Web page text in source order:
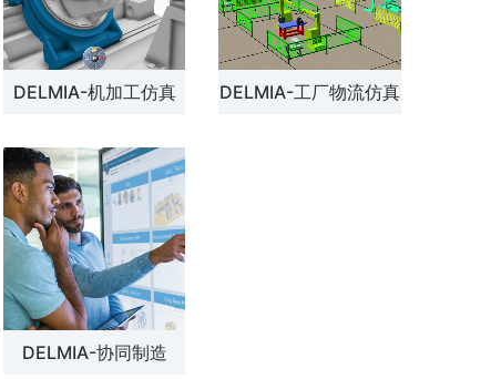
DELMIA-机加工仿真 DELMIA-工厂物流仿真
DELMIA-协同制造